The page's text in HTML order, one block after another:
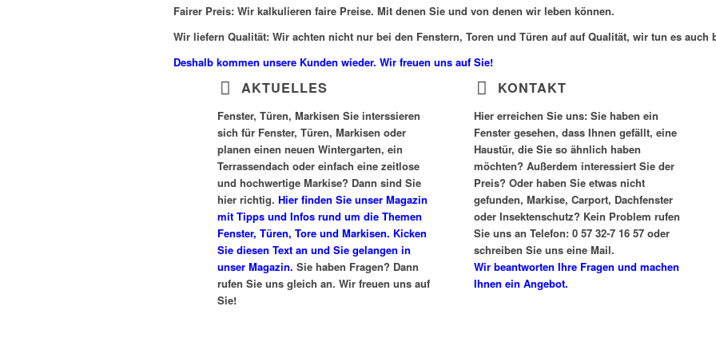
Fairer Preis: Wir kalkulieren faire Preise. Mit denen Sie und von denen wir leben können.
Wir liefern Qualität: Wir achten nicht nur bei den Fenstern, Toren und Türen auf auf Qualität, wir tun es auch
Deshalb kommen unsere Kunden wieder. Wir freuen uns auf Sie!
AKTUELLES
Fenster, Türen, Markisen Sie interssieren
sich für Fenster, Türen, Markisen oder
planen einen neuen Wintergarten, ein
Terrassendach oder einfach eine zeitlose
und hochwertige Markise? Dann sind Sie
hier richtig. Hier finden Sie unser Magazin
mit Tipps und Infos rund um die Themen
Fenster, Türen, Tore und Markisen. Kicken
Sie diesen Text an und Sie gelangen in
unser Magazin. Sie haben Fragen? Dann
rufen Sie uns gleich an. Wir freuen uns auf
Sie!
KONTAKT
Hier erreichen Sie uns: Sie haben ein
Fenster gesehen, dass Ihnen gefällt, eine
Haustür, die Sie so ähnlich haben
möchten? Außerdem interessiert Sie der
Preis? Oder haben Sie etwas nicht
gefunden, Markise, Carport, Dachfenster
oder Insektenschutz? Kein Problem rufen
Sie uns an Telefon: 0 57 32-7 16 57 oder
schreiben Sie uns eine Mail.
Wir beantworten Ihre Fragen und machen
Ihnen ein Angebot.